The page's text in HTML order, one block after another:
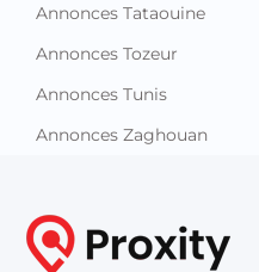
Annonces Tataouine
Annonces Tozeur
Annonces Tunis
Annonces Zaghouan